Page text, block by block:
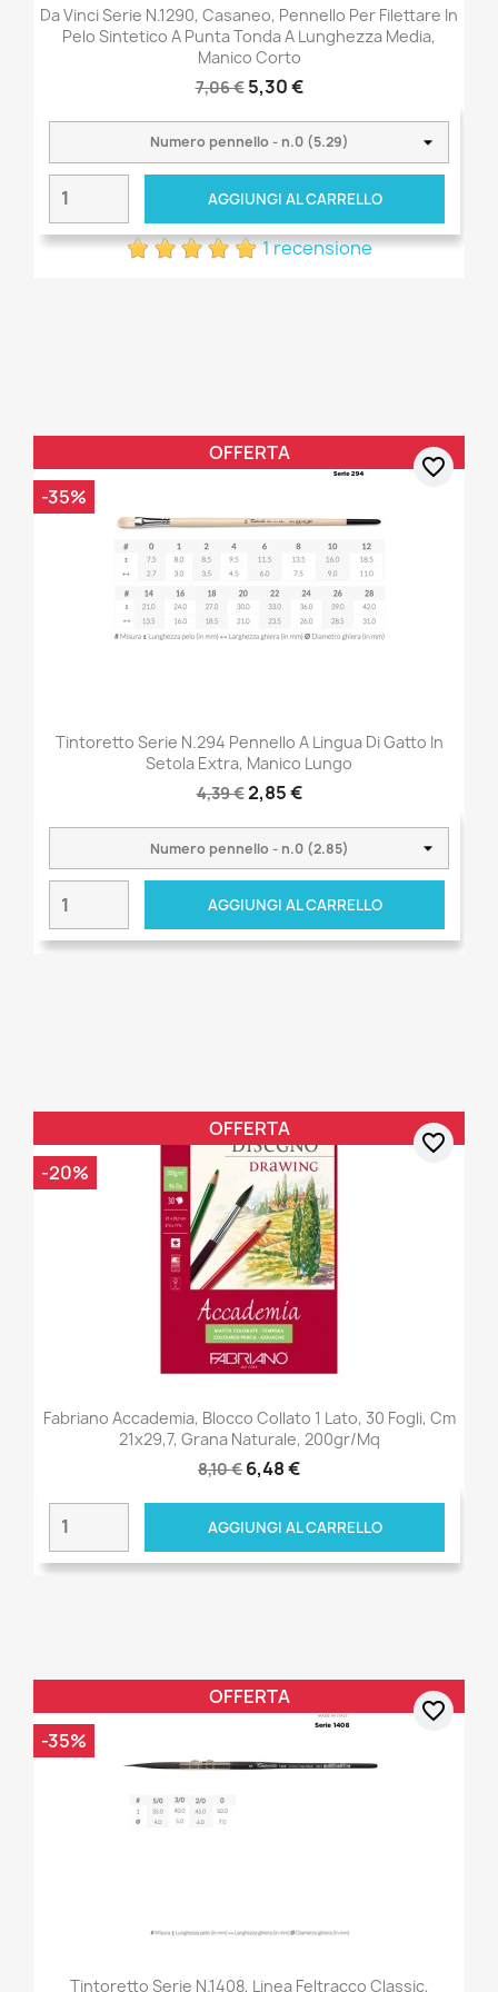
Da Vinci Serie N.1290, Casaneo, Pennello Per Filettare In
Pelo Sintetico A Punta Tonda A Lunghezza Media,
Manico Corto
7,06 € 5,30 €
AGGIUNGI AL CARRELLO
1 recensione
Tintoretto Serie N.294 Pennello A Lingua Di Gatto In
Setola Extra, Manico Lungo
4,39 €2,85 €
AGGIUNGI AL CARRELLO
OFFERTA
-35%
favorite_border
Fabriano Accademia, Blocco Collato 1 Lato, 30 Fogli, Cm
21x29,7, Grana Naturale, 200gr/mq
8,10 € 6,48 €
AGGIUNGI AL CARRELLO
OFFERTA
-20%
favorite_border
Tintoretto Serie N.1408, Linea Feltracco Classic,
OFFERTA
-35%
favorite_border